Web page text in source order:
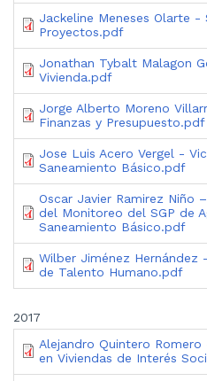
Jackeline Meneses Olarte -
Proyectos.pdf
Jonathan Tybalt Malagon
Vivienda.pdf
Jorge Alberto Moreno
Finanzas y Presupuesto.pdf
Jose Luis Acero Vergel -
Saneamiento Básico.pdf
Oscar Javier Ramirez Niño
del Monitoreo del SGP de
Saneamiento Básico.pdf
Wilber Jiménez Hernández
de Talento Humano.pdf
2017
Alejandro Quintero
en Viviendas de Interés